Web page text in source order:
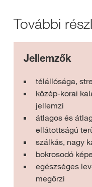
További
Jellemzők
télállósága,
közép-korai
jellemzi
átlagos és
ellátottságú
szálkás, nagy
bokrosodó
egészséges
megőrzi